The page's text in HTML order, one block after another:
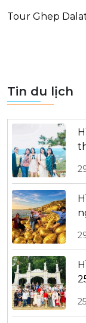
Tour Ghep
Tin du lịch